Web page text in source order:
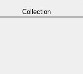
Collection